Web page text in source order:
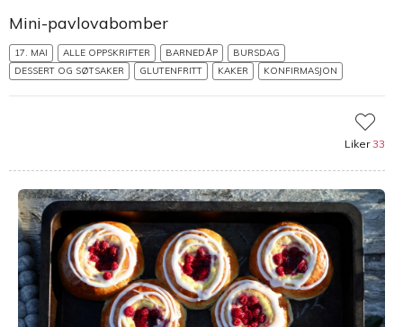
Mini-pavlovabomber
17. MAI ALLE OPPSKRIFTER BARNEDÅP
BURSDAG
DESSERT OG SØTSAKER
GLUTENFRITT KAKER KONFIRMASJON
Liker33